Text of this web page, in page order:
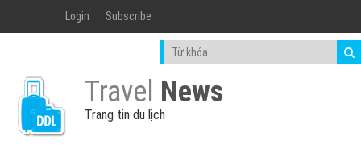
Login Subscribe
Travel News
Trang tin du lịch